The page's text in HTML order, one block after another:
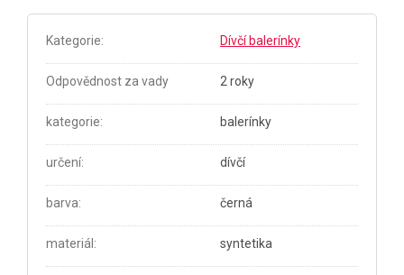
Kategorie: Dívčí balerínky
Odpovědnost za vady 2 roky
kategorie: balerínky
určení: dívčí
barva: černá
materiál : syntetika